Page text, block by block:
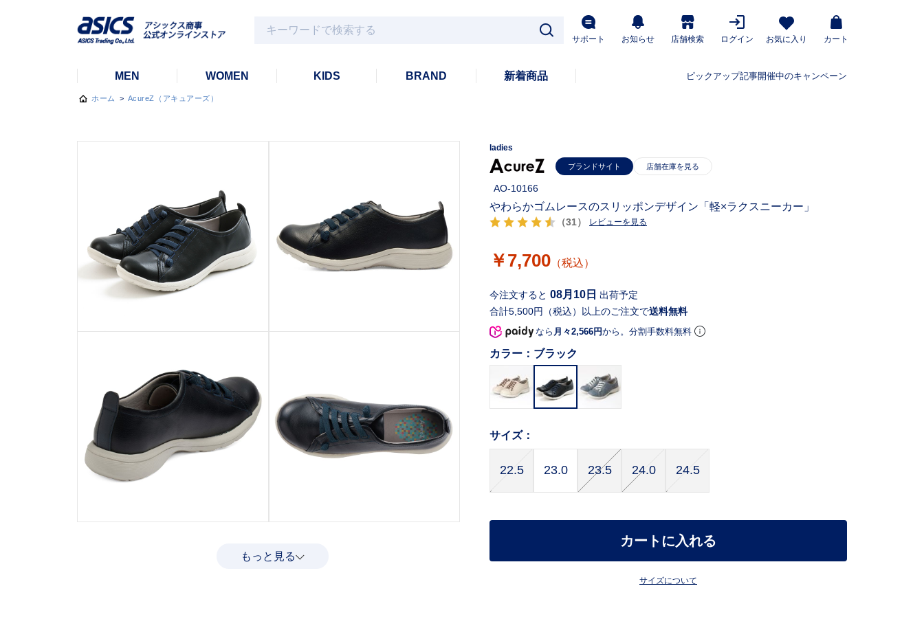
サポート お知らせ 店舗検索 ログイン お気に入り カート
MEN WOMEN KIDS BRAND 新着商品 ピックアップ記事開催中のキャンペーン
ホーム > AcureZ（アキュアーズ）
もっと見る
ladies
ブランドサイト
AO-10166
（31） レビューを見る
やわらかゴムレースのスリッポンデザイン「軽×ラクスニーカー」
￥7,700 （税込）
合計5,500円（税込）以上のご注文で送料無料
今注文すると 08月10日 出荷予定
なら 月々2,566円から。分割手数料無料
カラー： ブラック
サイズ：
22.5 23.0 23.5 24.0 24.5
カートに入れる
サイズについて